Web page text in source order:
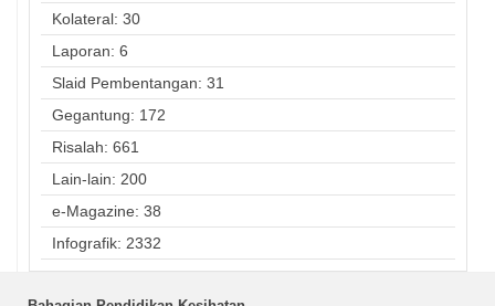
Kolateral: 30
Laporan: 6
Slaid Pembentangan: 31
Gegantung: 172
Risalah: 661
Lain-lain: 200
e-Magazine: 38
Infografik: 2332